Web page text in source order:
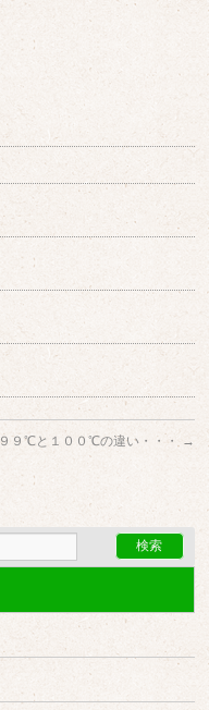
９９℃と１００℃の違い・・・ →